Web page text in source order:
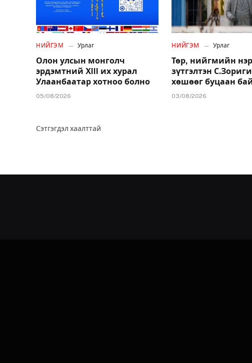
НИЙГЭМ Урлаг
Олон улсын монголч
эрдэмтний XIII их хурал
Улаанбаатар хотноо болно
05/08/2026
НИЙГЭМ Урлаг
Төр, нийгмийн
зүтгэлтэн
хөшөөг буцаан
03/08/2026
Сэтгэгдэл хаалттай